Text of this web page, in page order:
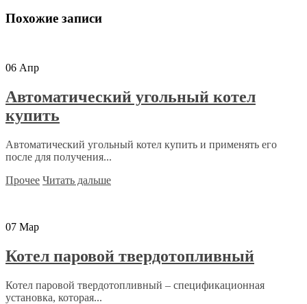
Похожие записи
06 Апр
Автоматический угольный котел
купить
Автоматический угольный котел купить и применять его
после для получения...
Прочее Читать дальше
07 Мар
Котел паровой твердотопливный
Котел паровой твердотопливный – спецификационная
установка, которая...